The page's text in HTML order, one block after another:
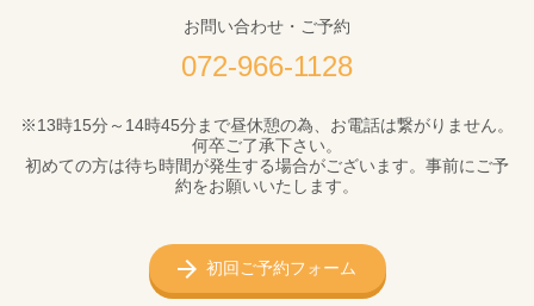
お問い合わせ・ご予約
072-966-1128
※13時15分～14時45分まで昼休憩の為、お電話は繋がりません。
何卒ご了承下さい。
初めての方は待ち時間が発生する場合がございます。事前にご予
約をお願いいたします。
初回ご予約フォーム